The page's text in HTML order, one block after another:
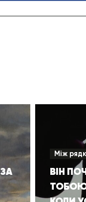
Між
ВІН
ТОБОЮ